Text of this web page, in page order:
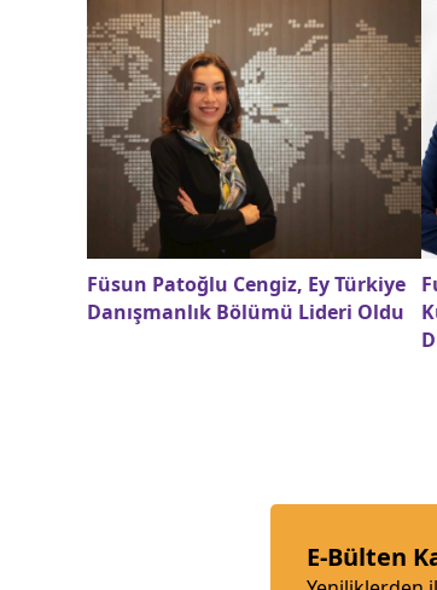
Füsun Patoğlu Cengiz, Ey Türkiye
Danışmanlık Bölümü Lideri Oldu
E-Bülten